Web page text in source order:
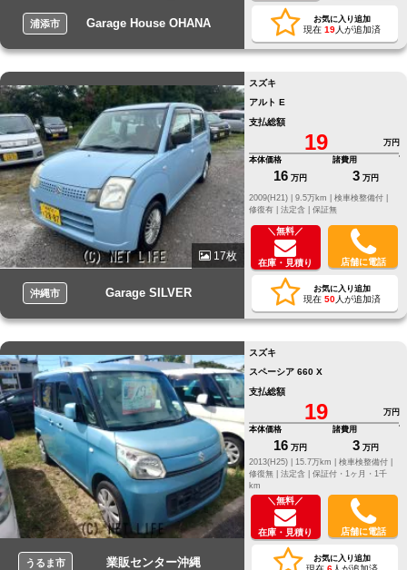
浦添市 Garage House OHANA お気に入り追加
現在 19人が追加済
17枚
沖縄市 Garage SILVER
スズキ
アルト E
支払総額
19
万円
本体価格
16 万円
諸費用
3 万円
修復有 | 法定含 | 保証無
＼無料／
在庫・見積り 店舗に電話
お気に入り追加
現在 50人が追加済
うるま市 業販センター沖縄
スズキ
スペーシア 660 X
支払総額
19
万円
本体価格
16 万円
諸費用
3 万円
2013(H25) |
15.7万km |
検車検整備付 |
修復無 | 法定含 | 保証付・1ヶ月・1千
km
＼無料／
在庫・見積り 店舗に電話
お気に入り追加